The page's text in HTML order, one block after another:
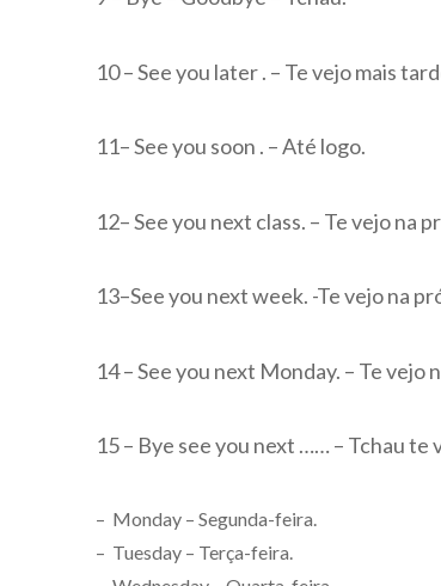
10 – See you later . – Te vejo mais
11– See you soon . – Até logo.
12– See you next class. – Te vejo na
13–See you next week. -Te vejo na
14 – See you next Monday. – Te vejo
15 – Bye see you next …… – Tchau te
– Monday – Segunda-feira.
– Tuesday – Terça-feira.